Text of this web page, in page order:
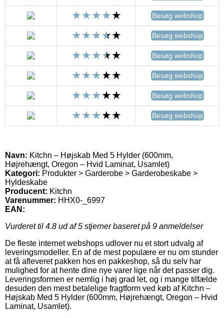
Besøg webshop
Besøg webshop
Besøg webshop
Besøg webshop
Besøg webshop
Besøg webshop
Navn: Kitchn – Højskab Med 5 Hylder (600mm,
Højrehængt, Oregon – Hvid Laminat, Usamlet)
Kategori: Produkter > Garderobe > Garderobeskabe >
Hyldeskabe
Producent: Kitchn
Varenummer: HHX0-_6997
EAN:
Vurderet til 4.8 ud af 5 stjerner baseret på 9 anmeldelser
De fleste internet webshops udlover nu et stort udvalg af
leveringsmodeller. En af de mest populære er nu om stunder
at få afleveret pakken hos en pakkeshop, så du selv har
mulighed for at hente dine nye varer lige når det passer dig.
Leveringsformen er nemlig i høj grad let, og i mange tilfælde
desuden den mest betalelige fragtform ved køb af Kitchn –
Højskab Med 5 Hylder (600mm, Højrehængt, Oregon – Hvid
Laminat, Usamlet).